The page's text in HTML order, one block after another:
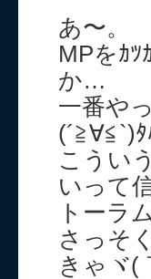
あ〜。
MPをｶ
か…
一番や
(´≧∀≦`)ﾀ
こうい
いって
トーラ
さっそ
きゃヾ(